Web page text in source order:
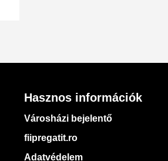
Hasznos információk
Városházi bejelentő
fiipregatit.ro
Adatvédelem